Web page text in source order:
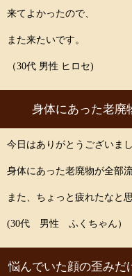
来てよかったので、
また来たいです。
（30代 男性 ヒロセ)
身体にあった老廃
今日はありがとうございま
身体にあった老廃物が全部
また、ちょっと疲れたなと
(30代 男性 ふくちゃん）
悩んでいた顔の歪みだ